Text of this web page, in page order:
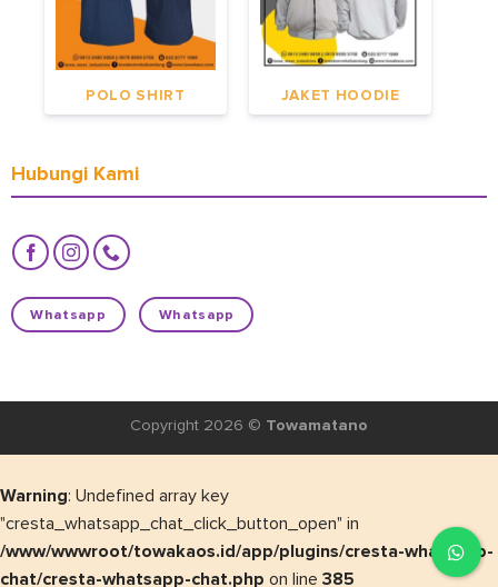
POLO SHIRT JAKET HOODIE
Hubungi Kami
Whatsapp Whatsapp
Copyright 2026 © Towamatano
Warning: Undefined array key
"cresta_whatsapp_chat_click_button_open" in
/www/wwwroot/towakaos.id/app/plugins/cresta-whatsapp-
chat/cresta-whatsapp-chat.php on line 385